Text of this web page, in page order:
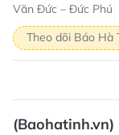
Văn Đức – Đức Phú
Theo dõi Báo Hà